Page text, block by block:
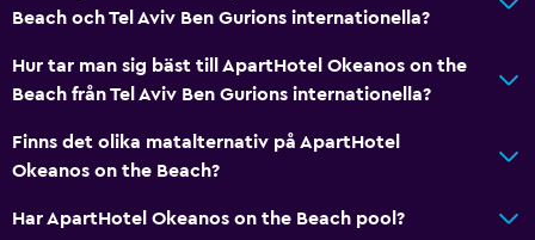
Beach och Tel Aviv Ben Gurions internationella?
Hur tar man sig bäst till ApartHotel Okeanos on the
Beach från Tel Aviv Ben Gurions internationella?
Finns det olika matalternativ på ApartHotel
Okeanos on the Beach?
Har ApartHotel Okeanos on the Beach pool?